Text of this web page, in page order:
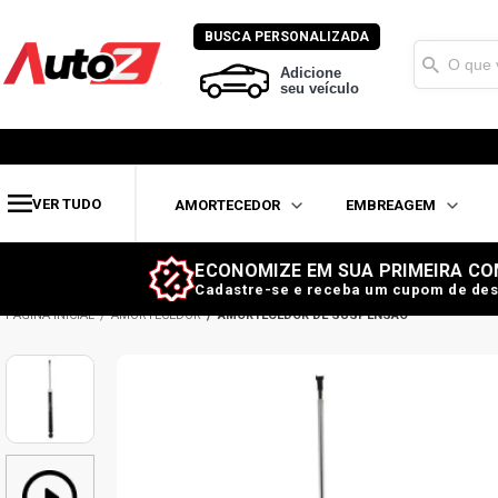
BUSCA PERSONALIZADA
Adicione
seu veículo
VER TUDO AMORTECEDOR EMBREAGEM
ECONOMIZE EM SUA PRIMEIRA
Cadastre-se e receba um cupom de
AMORTECEDOR AMORTECEDOR DE SUSPENSÃO